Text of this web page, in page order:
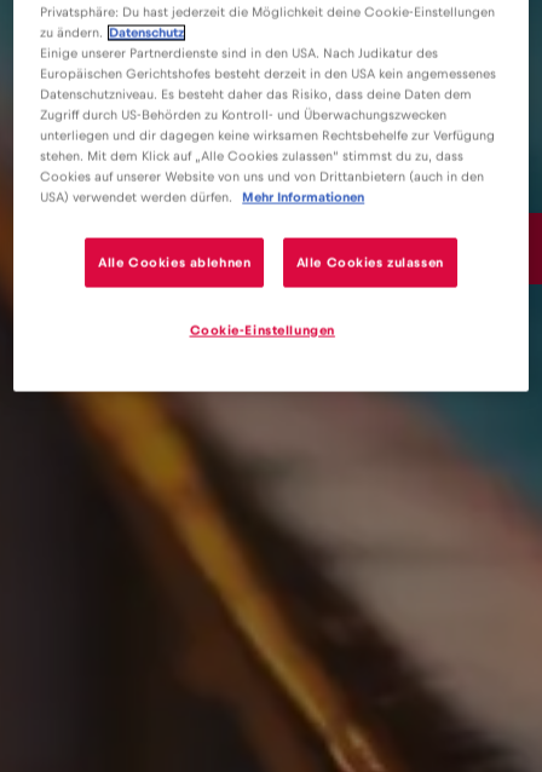
1€
Privatsphäre: Du hast jederzeit die Möglichkeit deine Cookie-Einstellungen
zu ändern.
Datenschutz
Einige unserer Partnerdienste sind in den USA. Nach Judikatur des
Europäischen Gerichtshofes besteht derzeit in den USA kein angemessenes
Datenschutzniveau. Es besteht daher das Risiko, dass deine Daten dem
Zugriff durch US-Behörden zu Kontroll- und Überwachungszwecken
unterliegen und dir dagegen keine wirksamen Rechtsbehelfe zur Verfügung
stehen. Mit dem Klick auf „Alle Cookies zulassen“ stimmst du zu, dass
Cookies auf unserer Website von uns und von Drittanbietern (auch in den
USA) verwendet werden dürfen.
Mehr Informationen
Alle Cookies ablehnen Alle Cookies zulassen
Cookie-Einstellungen